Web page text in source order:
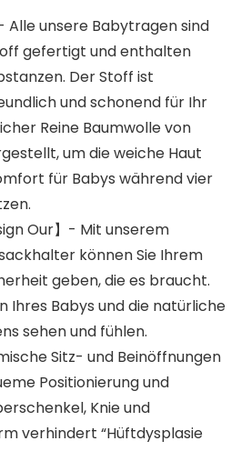
Alle unsere Babytragen sind
gefertigt und enthalten
Der Stoff ist
und schonend für Ihr
Reine Baumwolle von
um die weiche Haut
für Babys während vier
Our】- Mit unserem
können Sie Ihrem
geben, die es braucht.
Ihres Babys und die natürliche
sehen und fühlen.
Sitz- und Beinöffnungen
Positionierung und
Knie und
verhindert “Hüftdysplasie